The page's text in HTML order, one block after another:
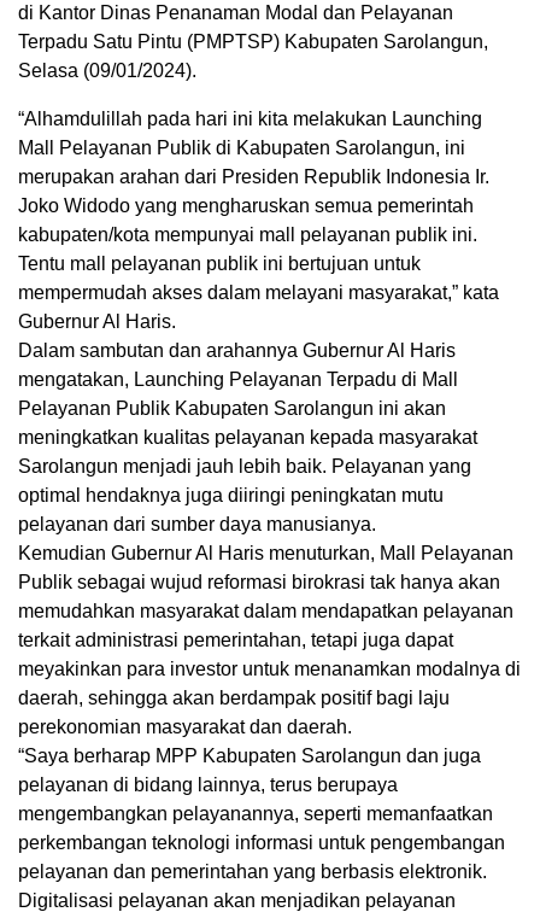
di Kantor Dinas Penanaman Modal dan Pelayanan
Terpadu Satu Pintu (PMPTSP) Kabupaten Sarolangun,
Selasa (09/01/2024).
“Alhamdulillah pada hari ini kita melakukan Launching
Mall Pelayanan Publik di Kabupaten Sarolangun, ini
merupakan arahan dari Presiden Republik Indonesia Ir.
Joko Widodo yang mengharuskan semua pemerintah
kabupaten/kota mempunyai mall pelayanan publik ini.
Tentu mall pelayanan publik ini bertujuan untuk
mempermudah akses dalam melayani masyarakat,” kata
Gubernur Al Haris.
Dalam sambutan dan arahannya Gubernur Al Haris
mengatakan, Launching Pelayanan Terpadu di Mall
Pelayanan Publik Kabupaten Sarolangun ini akan
meningkatkan kualitas pelayanan kepada masyarakat
Sarolangun menjadi jauh lebih baik. Pelayanan yang
optimal hendaknya juga diiringi peningkatan mutu
pelayanan dari sumber daya manusianya.
Kemudian Gubernur Al Haris menuturkan, Mall Pelayanan
Publik sebagai wujud reformasi birokrasi tak hanya akan
memudahkan masyarakat dalam mendapatkan pelayanan
terkait administrasi pemerintahan, tetapi juga dapat
meyakinkan para investor untuk menanamkan modalnya di
daerah, sehingga akan berdampak positif bagi laju
perekonomian masyarakat dan daerah.
“Saya berharap MPP Kabupaten Sarolangun dan juga
pelayanan di bidang lainnya, terus berupaya
mengembangkan pelayanannya, seperti memanfaatkan
perkembangan teknologi informasi untuk pengembangan
pelayanan dan pemerintahan yang berbasis elektronik.
Digitalisasi pelayanan akan menjadikan pelayanan